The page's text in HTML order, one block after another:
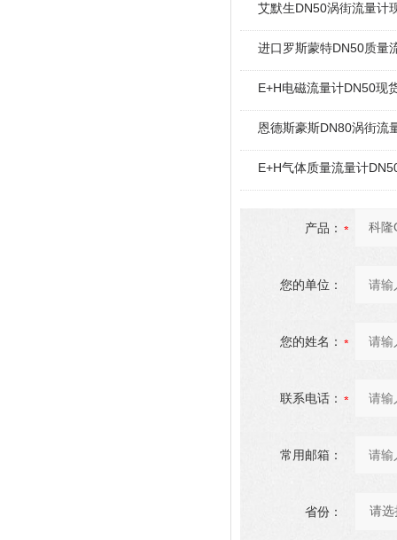
艾默生DN50涡街流量计
进口罗斯蒙特DN50质量
E+H电磁流量计DN50现
恩德斯豪斯DN80涡街流
E+H气体质量流量计
产品：
您的单位：
您的姓名：
联系电话：
常用邮箱：
省份：